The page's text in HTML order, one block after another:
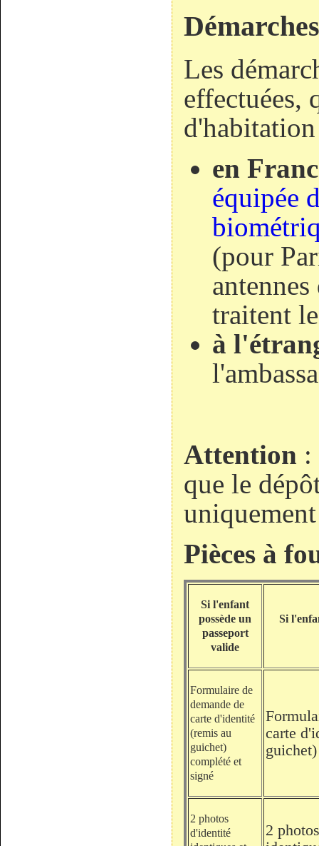
Démarches
Les
effectuées,
en
équipée
(pour
traitent
à
Attention :
que le
Pièces à
Si l'enfant
possède un
passeport
valide
Si
Formulaire de
demande de
carte d'identité
(remis au
guichet)
complété et
signé
carte
2 photos
d'identité
2